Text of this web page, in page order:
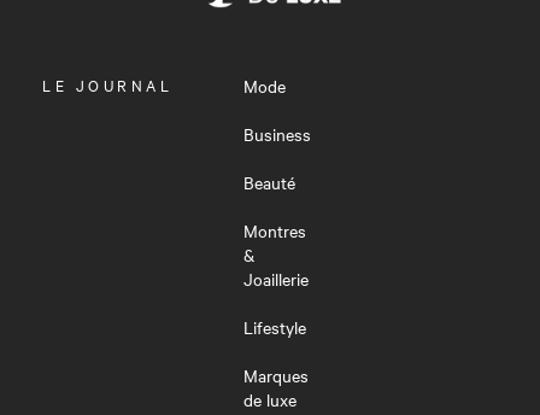
OUVRIR
LE JOURNAL
Mode
Business
Beauté
Montres
&
Joaillerie
Lifestyle
Marques
de luxe